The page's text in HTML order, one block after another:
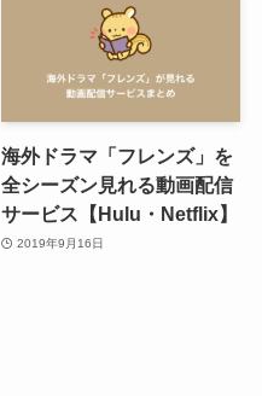
海外ドラマ「フレンズ」を
全シーズン見れる動画配信
サービス【Hulu・Netflix】
2019年9月16日